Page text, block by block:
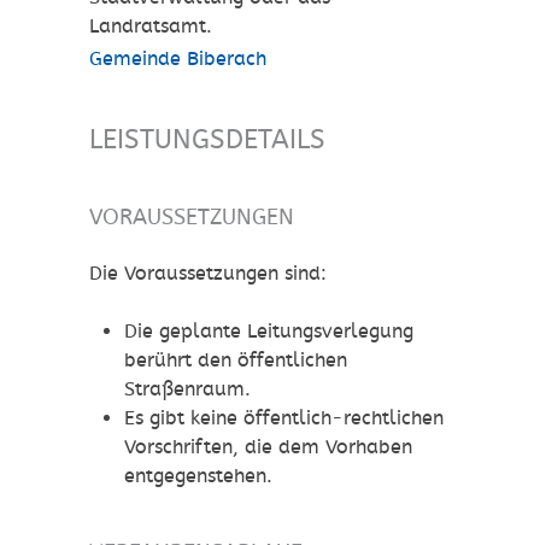
Landratsamt.
Gemeinde Biberach
LEISTUNGSDETAILS
VORAUSSETZUNGEN
Die Voraussetzungen sind:
Die geplante Leitungsverlegung
berührt den öffentlichen
Straßenraum.
Es gibt keine öffentlich-rechtlichen
Vorschriften, die dem Vorhaben
entgegenstehen.